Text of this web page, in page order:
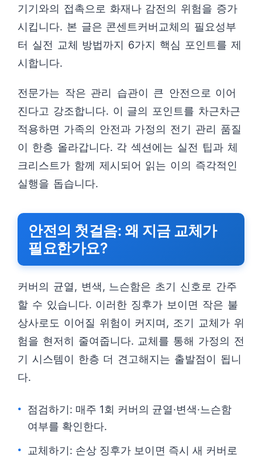
기기와의 접촉으로 화재나 감전의 위험을 증가
시킵니다. 본 글은 콘센트커버교체의 필요성부
터 실전 교체 방법까지 6가지 핵심 포인트를 제
시합니다.
전문가는 작은 관리 습관이 큰 안전으로 이어
진다고 강조합니다. 이 글의 포인트를 차근차근
적용하면 가족의 안전과 가정의 전기 관리 품질
이 한층 올라갑니다. 각 섹션에는 실전 팁과 체
크리스트가 함께 제시되어 읽는 이의 즉각적인
실행을 돕습니다.
안전의 첫걸음: 왜 지금 교체가
필요한가요?
커버의 균열, 변색, 느슨함은 초기 신호로 간주
할 수 있습니다. 이러한 징후가 보이면 작은 불
상사로도 이어질 위험이 커지며, 조기 교체가 위
험을 현저히 줄여줍니다. 교체를 통해 가정의 전
기 시스템이 한층 더 견고해지는 출발점이 됩니
다.
점검하기: 매주 1회 커버의 균열·변색·느슨함
여부를 확인한다.
교체하기: 손상 징후가 보이면 즉시 새 커버로